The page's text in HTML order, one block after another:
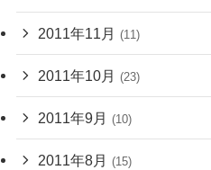
2011年11月 (11)
2011年10月 (23)
2011年9月 (10)
2011年8月 (15)